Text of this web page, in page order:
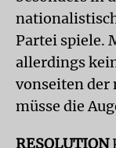
Partei spiele.
allerdings
vonseiten der
müsse die
RESOLUTION